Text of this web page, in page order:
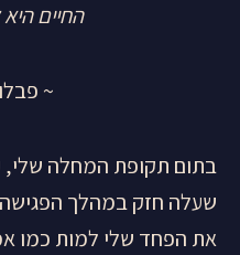
החיים
~
בתום תקופת המחלה שלי,
שעלה חזק במהלך הפגישה
את הפחד שלי למות כמו